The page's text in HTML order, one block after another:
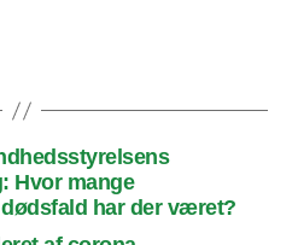
Hvor mange
har der været?